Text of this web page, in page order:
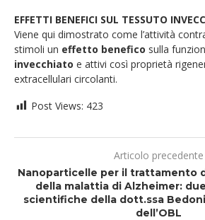
EFFETTI BENEFICI SUL TESSUTO
Viene qui dimostrato come l’attività
stimoli un effetto benefico sulla
invecchiato e attivi così proprietà
extracellulari circolanti.
Post Views: 423
Articolo precedente
Nanoparticelle per il trattamento
della malattia di Alzheimer:
scientifiche della dott.ssa
dell’OBL